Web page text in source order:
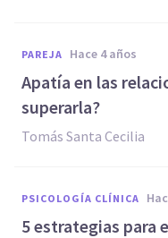
PAREJA hace 4 años
Apatía en las
superarla?
Tomás Santa Cecilia
PSICOLOGÍA CLÍNICA
5 estrategias para